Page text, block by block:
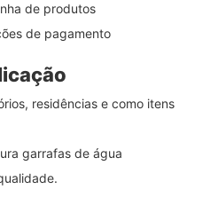
de produtos
de pagamento
residências e como itens
garrafas de água